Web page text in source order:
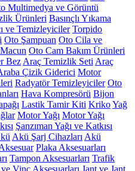
Multimedya ve Görüntü
Ürünleri Basınçlı Yıkama
ve Temizleyiciler Torpido
Oto Şampuan Oto Cila ve
Oto Cam Bakım Ürünleri
Bez Araç Temizlik Seti Araç
Çizik Giderici Motor
Radyatör Temizleyiciler Oto
Hava Kompresörü Bijon
Lastik Tamir Kiti KrikoYağ
Motor Yağı Motor Yağı
Şanzıman Yağı ve Katkısı
Akü Şarj Cihazları Akü
Plaka Aksesuarları
Tampon Aksesuarları Trafik
Vinç Aksesuarları Jant ve Jant